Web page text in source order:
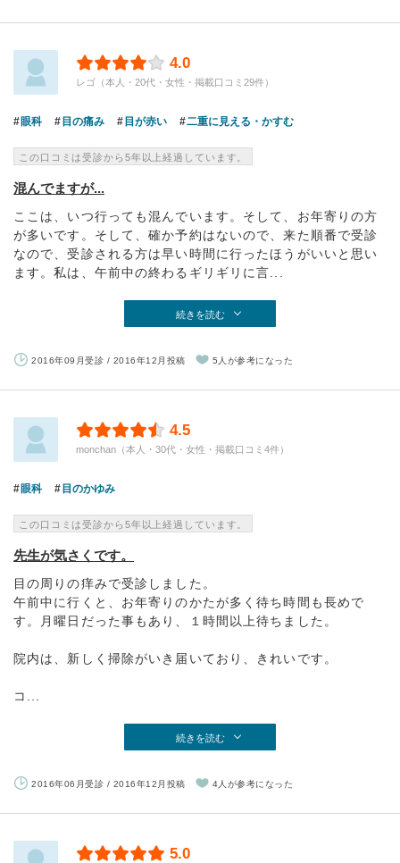
4.0
レゴ（本人・20代・女性・掲載口コミ29件）
眼科 目の痛み 目が赤い 二重に見える・かすむ
この口コミは受診から5年以上経過しています。
混んでますが...
ここは、いつ行っても混んでいます。そして、お年寄りの方
が多いです。そして、確か予約はないので、来た順番で受診
なので、受診される方は早い時間に行ったほうがいいと思い
ます。私は、午前中の終わるギリギリに言...
続きを読む
2016年09月受診 / 2016年12月投稿 5人が参考になった
4.5
monchan（本人・30代・女性・掲載口コミ4件）
眼科 目のかゆみ
この口コミは受診から5年以上経過しています。
先生が気さくです。
目の周りの痒みで受診しました。
午前中に行くと、お年寄りのかたが多く待ち時間も長めで
す。月曜日だった事もあり、１時間以上待ちました。
院内は、新しく掃除がいき届いており、きれいです。
コ...
続きを読む
2016年06月受診 / 2016年12月投稿 4人が参考になった
5.0